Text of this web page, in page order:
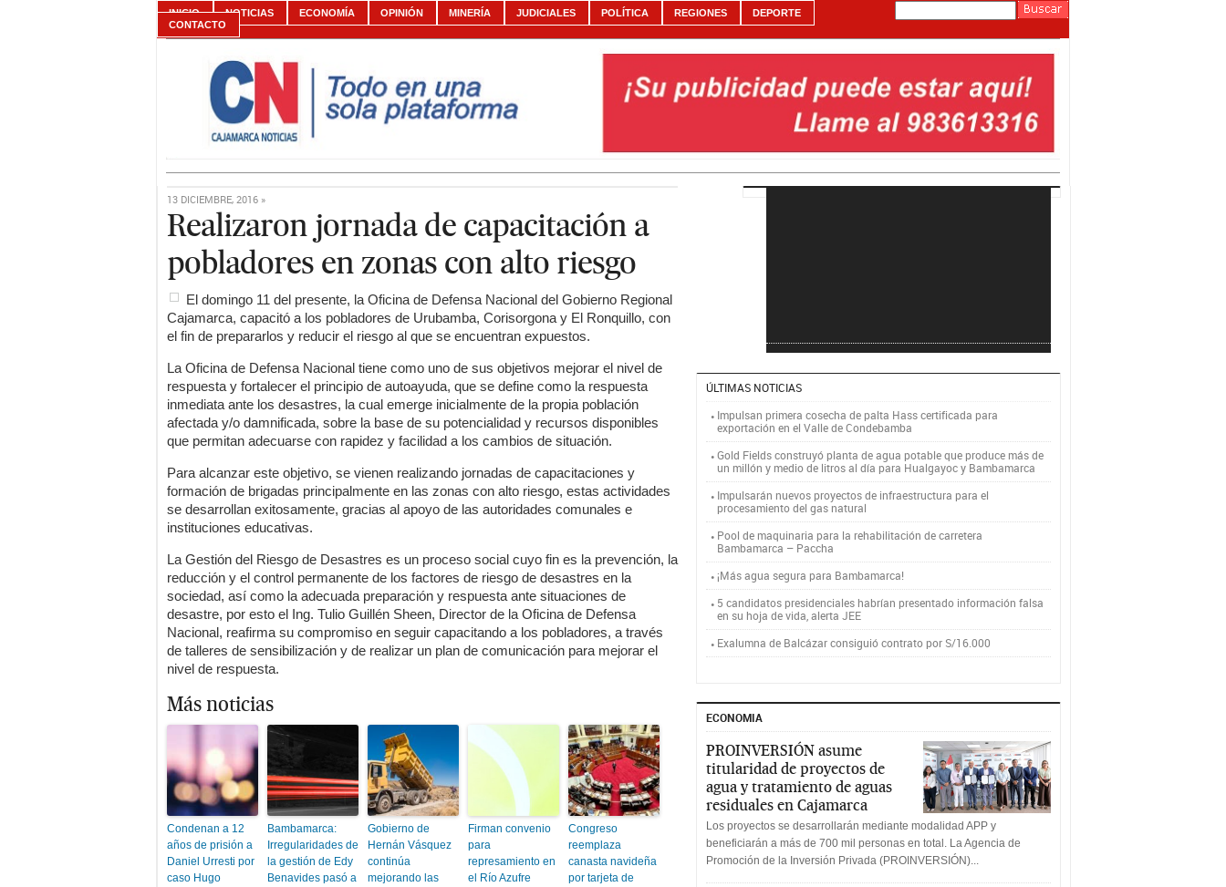
INICIO NOTICIAS ECONOMÍA OPINIÓN MINERÍA JUDICIALES POLÍTICA REGIONES
DEPORTE
CONTACTO
13 DICIEMBRE, 2016 »
Realizaron jornada de capacitación a
pobladores en zonas con alto riesgo
El domingo 11 del presente, la Oficina de Defensa Nacional del Gobierno Regional
Cajamarca, capacitó a los pobladores de Urubamba, Corisorgona y El Ronquillo, con
el fin de prepararlos y reducir el riesgo al que se encuentran expuestos.
La Oficina de Defensa Nacional tiene como uno de sus objetivos mejorar el nivel de
respuesta y fortalecer el principio de autoayuda, que se define como la respuesta
inmediata ante los desastres, la cual emerge inicialmente de la propia población
afectada y/o damnificada, sobre la base de su potencialidad y recursos disponibles
que permitan adecuarse con rapidez y facilidad a los cambios de situación.
Para alcanzar este objetivo, se vienen realizando jornadas de capacitaciones y
formación de brigadas principalmente en las zonas con alto riesgo, estas actividades
se desarrollan exitosamente, gracias al apoyo de las autoridades comunales e
instituciones educativas.
La Gestión del Riesgo de Desastres es un proceso social cuyo fin es la prevención, la
reducción y el control permanente de los factores de riesgo de desastres en la
sociedad, así como la adecuada preparación y respuesta ante situaciones de
desastre, por esto el Ing. Tulio Guillén Sheen, Director de la Oficina de Defensa
Nacional, reafirma su compromiso en seguir capacitando a los pobladores, a través
de talleres de sensibilización y de realizar un plan de comunicación para mejorar el
nivel de respuesta.
Más noticias
Condenan a 12
años de prisión a
Daniel Urresti por
caso Hugo
Bambamarca:
Irregularidades de
la gestión de Edy
Benavides pasó a
Gobierno de
Hernán Vásquez
continúa
mejorando las
Firman convenio
para
represamiento en
el Río Azufre
Congreso
reemplaza
canasta navideña
por tarjeta de
ÚLTIMAS NOTICIAS
Impulsan primera cosecha de palta Hass certificada para
exportación en el Valle de Condebamba
Gold Fields construyó planta de agua potable que produce más de
un millón y medio de litros al día para Hualgayoc y Bambamarca
Impulsarán nuevos proyectos de infraestructura para el
procesamiento del gas natural
Pool de maquinaria para la rehabilitación de carretera
Bambamarca – Paccha
¡Más agua segura para Bambamarca!
5 candidatos presidenciales habrían presentado información falsa
en su hoja de vida, alerta JEE
Exalumna de Balcázar consiguió contrato por S/16.000
ECONOMIA
PROINVERSIÓN asume
titularidad de proyectos de
agua y tratamiento de aguas
residuales en Cajamarca
Los proyectos se desarrollarán mediante modalidad APP y
beneficiarán a más de 700 mil personas en total. La Agencia de
Promoción de la Inversión Privada (PROINVERSIÓN)...